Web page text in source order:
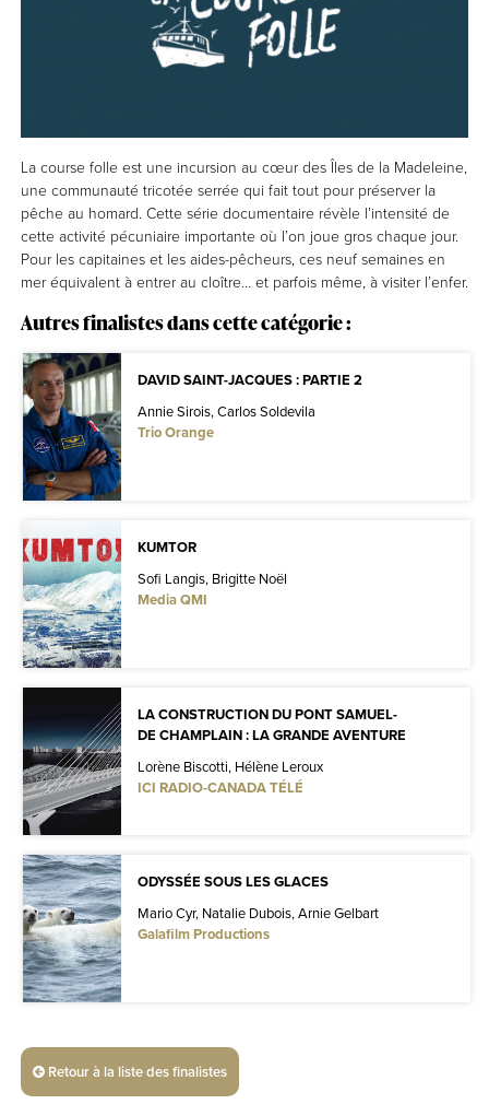
La course folle est une incursion au cœur des Îles de la Madeleine,
une communauté tricotée serrée qui fait tout pour préserver la
pêche au homard. Cette série documentaire révèle l’intensité de
cette activité pécuniaire importante où l’on joue gros chaque jour.
Pour les capitaines et les aides-pêcheurs, ces neuf semaines en
mer équivalent à entrer au cloître… et parfois même, à visiter l’enfer.
Autres finalistes dans cette catégorie :
DAVID SAINT-JACQUES : PARTIE 2
Annie Sirois, Carlos Soldevila
Trio Orange
KUMTOR
Sofi Langis, Brigitte Noël
Media QMI
LA CONSTRUCTION DU PONT SAMUEL-
DE CHAMPLAIN : LA GRANDE AVENTURE
Lorène Biscotti, Hélène Leroux
ICI RADIO-CANADA TÉLÉ
ODYSSÉE SOUS LES GLACES
Mario Cyr, Natalie Dubois, Arnie Gelbart
Galafilm Productions
Retour à la liste des finalistes